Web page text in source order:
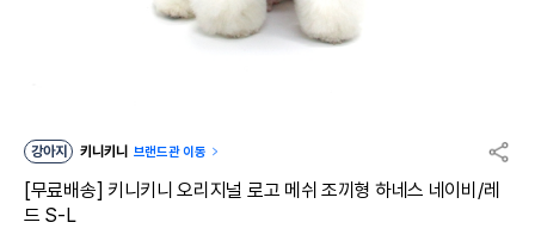
강아지 키니키니 브랜드관 이동
[무료배송] 키니키니 오리지널 로고 메쉬 조끼형 하네스 네이비/레
드 S-L